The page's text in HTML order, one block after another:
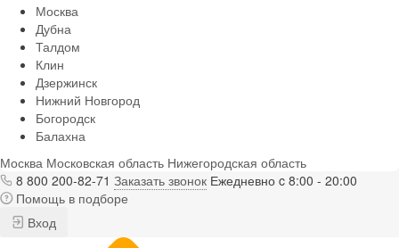
Москва
Дубна
Талдом
Клин
Дзержинск
Нижний Новгород
Богородск
Балахна
Москва Московская область Нижегородская область
8 800 200-82-71 Заказать звонок Ежедневно c 8:00 - 20:00
Помощь в подборе
Вход